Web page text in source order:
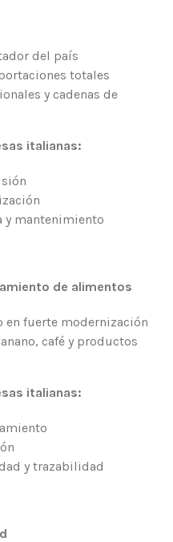
del país
totales
y cadenas de
italianas:
y mantenimiento
de alimentos
en fuerte modernización
café y productos
italianas:
y trazabilidad